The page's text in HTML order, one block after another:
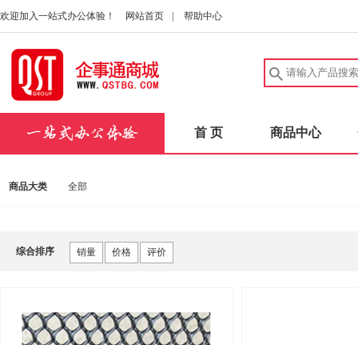
欢迎加入一站式办公体验！ 网站首页 帮助中心
首 页 商品中心
商品大类 全部
综合排序 销量 价格 评价